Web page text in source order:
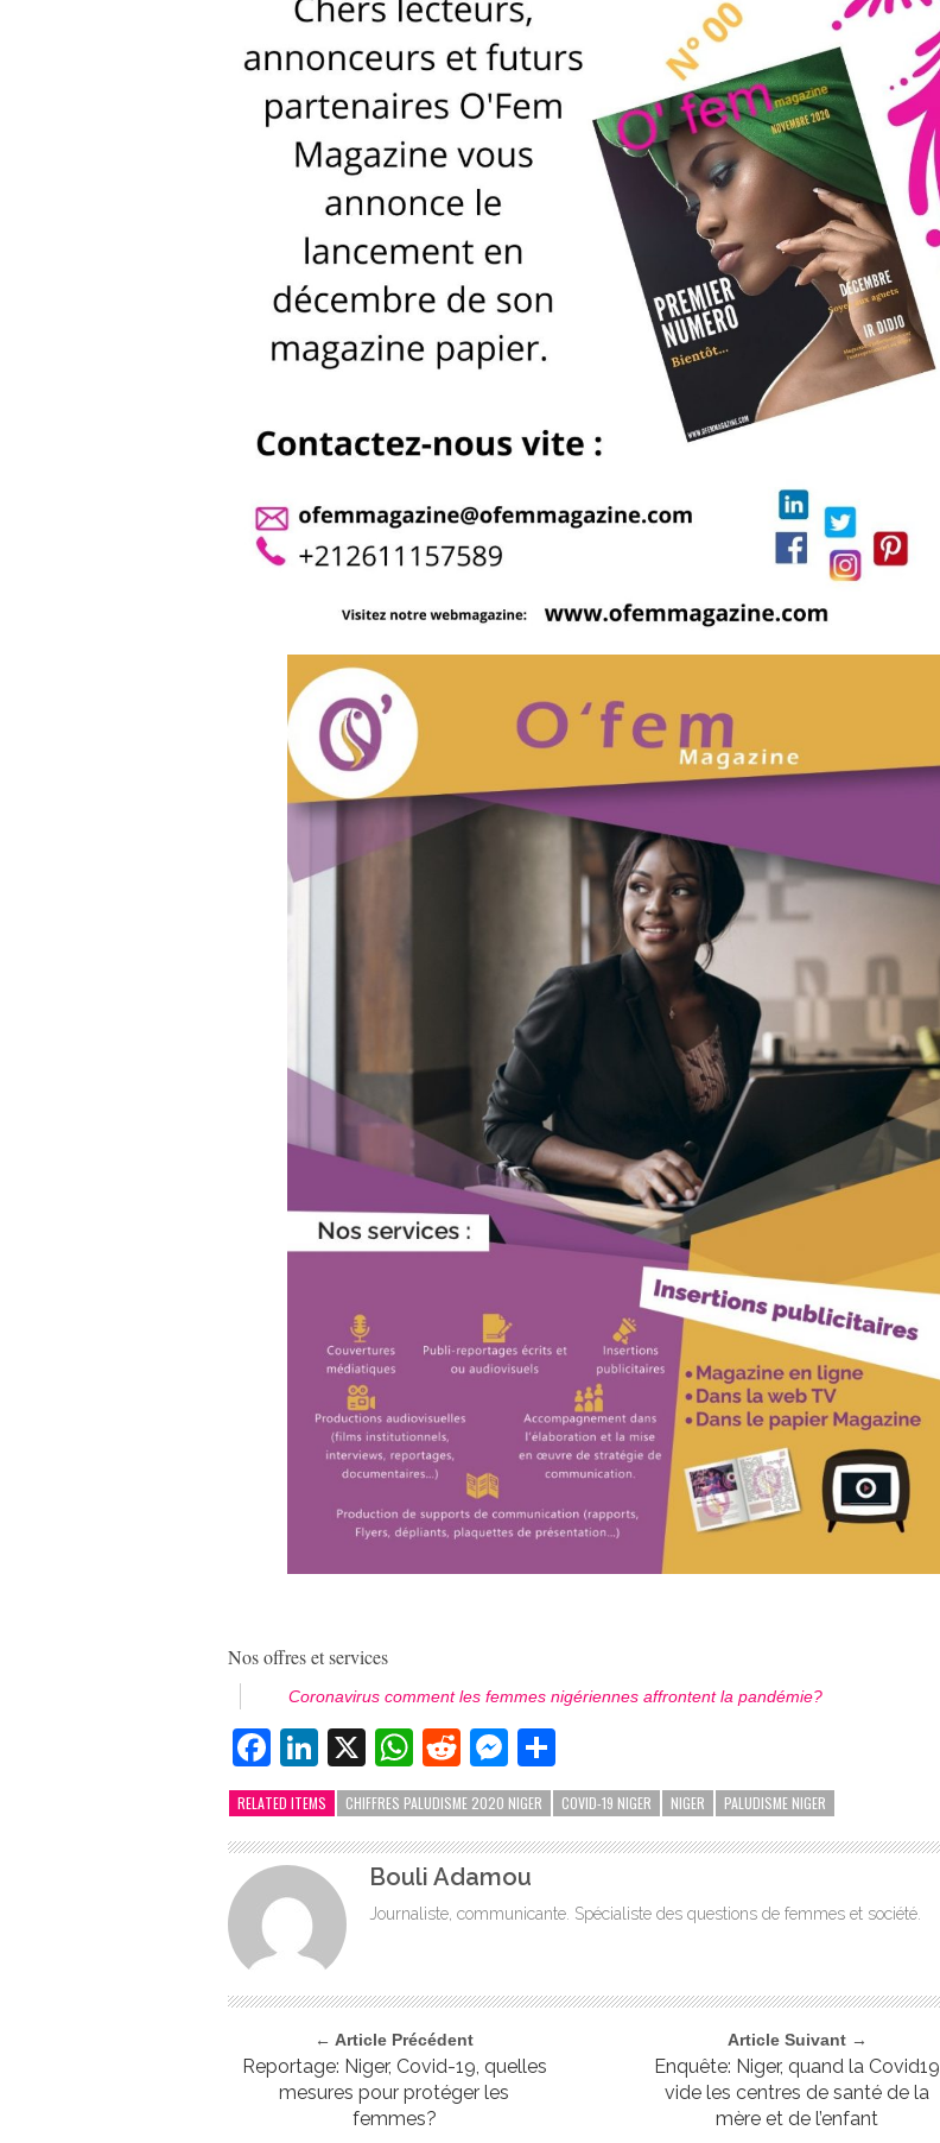
Nos offres et services
Coronavirus comment les femmes nigériennes affrontent la pandémie?
Facebook
LinkedIn
X WhatsApp
RedditMessenger
RELATED ITEMS CHIFFRES PALUDISME 2020 NIGER COVID-19 NIGER NIGER PALUDISME NIGER
Bouli Adamou
Journaliste, communicante. Spécialiste des questions de femmes et société.
← Article Précédent
Reportage: Niger, Covid-19, quelles
mesures pour protéger les
femmes?
Article Suivant →
Enquête: Niger, quand la Covid19
vide les centres de santé de la
mère et de l’enfant